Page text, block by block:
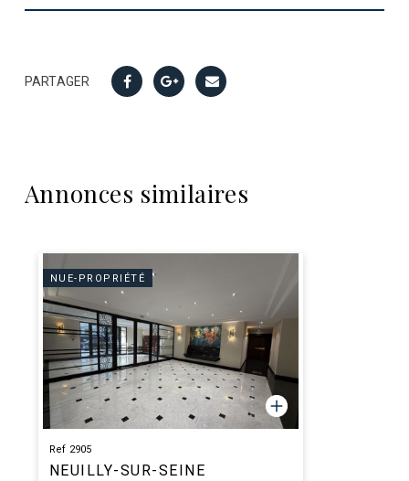
PARTAGER
Annonces similaires
NUE-PROPRIÉTÉ
Ref 2905
NEUILLY-SUR-SEINE